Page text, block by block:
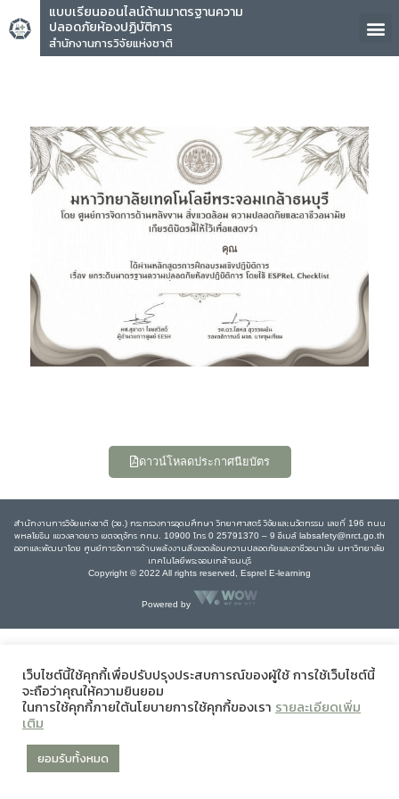
แบบเรียนออนไลน์ด้านมาตรฐานความ
ปลอดภัยห้องปฏิบัติการ
สำนักงานการวิจัยแห่งชาติ
คุณ
ดาวน์โหลดประกาศนียบัตร
สำนักงานการวิจัยแห่งชาติ (วช.) กระทรวงการอุดมศึกษา วิทยาศาสตร์ วิจัยและนวัตกรรม เลขที่ 196 ถนน
พหลโยธิน แขวงลาดยาว เขตจตุจักร กทม. 10900 โทร 0 25791370 – 9 อีเมล์ labsafety@nrct.go.th
ออกและพัฒนาโดย ศูนย์การจัดการด้านพลังงานสิ่งแวดล้อมความปลอดภัยและอาชีวอนามัย มหาวิทยาลัย
เทคโนโลยีพระจอมเกล้าธนบุรี
Copyright © 2022 All rights reserved, Esprel E-learning
Powered by
เว็บไซต์นี้ใช้คุกกี้เพื่อปรับปรุงประสบการณ์ของผู้ใช้ การใช้เว็บไซต์นี้
จะถือว่าคุณให้ความยินยอม
ในการใช้คุกกี้ภายใต้นโยบายการใช้คุกกี้ของเรา รายละเอียดเพิ่ม
เติม
ยอมรับทั้งหมด